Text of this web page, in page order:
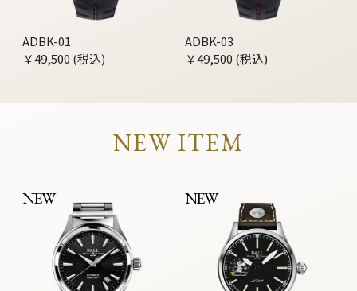
ADBK-01
￥49,500 (税込)
ADBK-03
￥49,500 (税込)
NEW ITEM
NEW NEW